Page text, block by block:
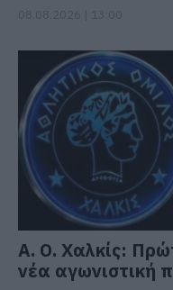
Α. Ο. Χαλκίς:
νέα αγωνιστική